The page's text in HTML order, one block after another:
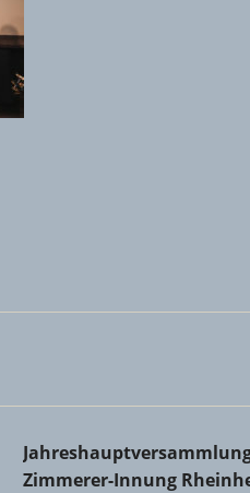
Jahreshauptversammlung
Co. KG in Ingelheim
Zimmerer-Innung